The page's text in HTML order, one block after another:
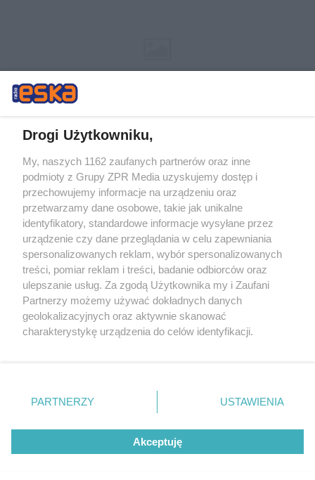
Żaden utwór zamieszczony w serwisie nie może być powielany i
rozpowszechniany lub dalej rozpowszechniany w jakikolwiek sposób (w
tym także elektroniczny lub mechaniczny) na jakimkolwiek polu
eksploatacji w jakiejkolwiek formie, włącznie z umieszczaniem w
Internecie bez pisemnej zgody właściciela praw. Jakiekolwiek użycie lub
wykorzystanie utworów w całości lub w części z naruszeniem prawa,
tzn. bez właściwej zgody, jest zabronione pod groźbą kary i może być
ścigane prawnie.
© 2026 Grupa ZPR Media
Drogi Użytkowniku,
My, naszych 1162 zaufanych partnerów oraz inne
podmioty z Grupy ZPR Media uzyskujemy dostęp i
przechowujemy informacje na urządzeniu oraz
przetwarzamy dane osobowe, takie jak unikalne
identyfikatory, standardowe informacje wysyłane przez
urządzenie czy dane przeglądania w celu zapewniania
spersonalizowanych reklam, wybór spersonalizowanych
treści, pomiar reklam i treści, badanie odbiorców oraz
ulepszanie usług. Za zgodą Użytkownika my i Zaufani
Partnerzy możemy używać dokładnych danych
geolokalizacyjnych oraz aktywnie skanować
charakterystykę urządzenia do celów identyfikacji.
zmienić/wycofać klikając przycisk ustawień prywatności
znajdujący się w lewym dolnym rogu strony
rodzaje przetwarzania danych nie wymagają zgody
użytkownika, ale masz prawo sprzeciwić się takiemu
przetwarzaniu. Preferencje będą miały zastosowanie tylko
PARTNERZY USTAWIENIA
Akceptuję